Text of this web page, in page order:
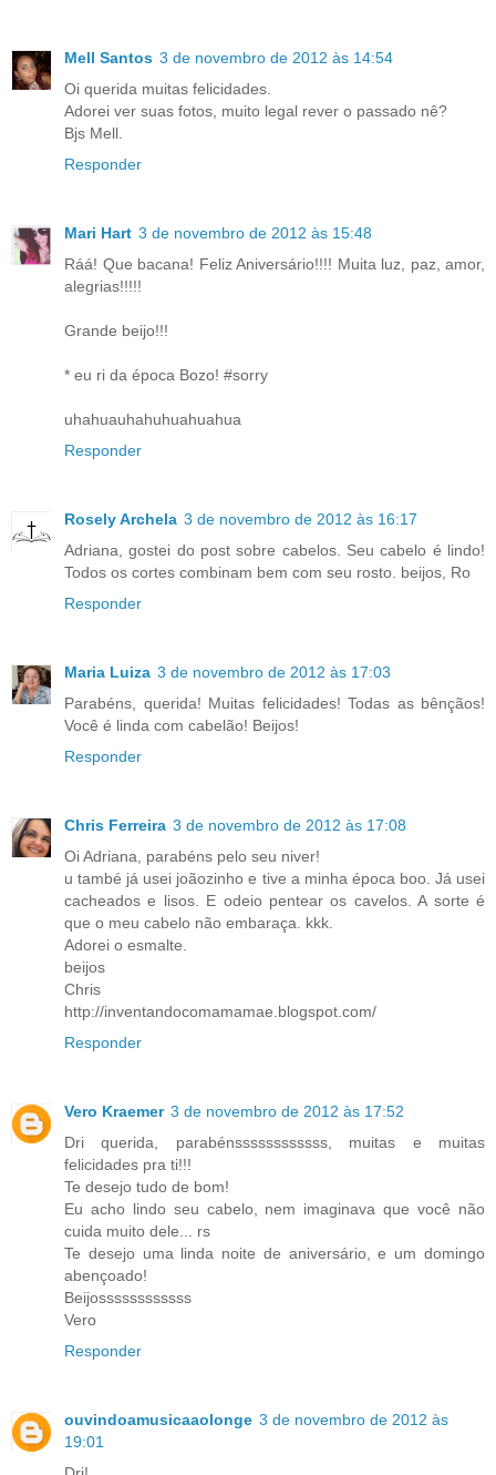
Mell Santos 3 de novembro de 2012 às 14:54
Oi querida muitas felicidades.
Adorei ver suas fotos, muito legal rever o passado nê?
Bjs Mell.
Responder
Mari Hart 3 de novembro de 2012 às 15:48
Ráá! Que bacana! Feliz Aniversário!!!! Muita luz, paz, amor,
alegrias!!!!!
Grande beijo!!!
* eu ri da época Bozo! #sorry
uhahuauhahuhuahuahua
Responder
Rosely Archela 3 de novembro de 2012 às 16:17
Adriana, gostei do post sobre cabelos. Seu cabelo é lindo!
Todos os cortes combinam bem com seu rosto. beijos, Ro
Responder
Maria Luiza 3 de novembro de 2012 às 17:03
Parabéns, querida! Muitas felicidades! Todas as bênçãos!
Você é linda com cabelão! Beijos!
Responder
Chris Ferreira 3 de novembro de 2012 às 17:08
Oi Adriana, parabéns pelo seu niver!
u també já usei joãozinho e tive a minha época boo. Já usei
cacheados e lisos. E odeio pentear os cavelos. A sorte é
que o meu cabelo não embaraça. kkk.
Adorei o esmalte.
beijos
Chris
http://inventandocomamamae.blogspot.com/
Responder
Vero Kraemer 3 de novembro de 2012 às 17:52
Dri querida, parabénssssssssssss, muitas e muitas
felicidades pra ti!!!
Te desejo tudo de bom!
Eu acho lindo seu cabelo, nem imaginava que você não
cuida muito dele... rs
Te desejo uma linda noite de aniversário, e um domingo
abençoado!
Beijossssssssssss
Vero
Responder
ouvindoamusicaaolonge 3 de novembro de 2012 às
19:01